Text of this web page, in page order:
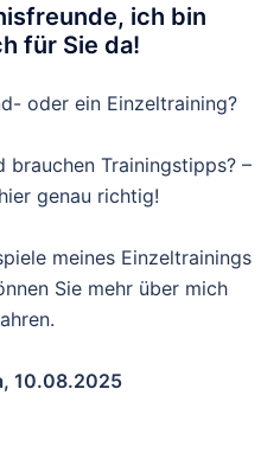
ich bin
für Sie da!
oder ein Einzeltraining?
brauchen Trainingstipps? –
genau richtig!
meines Einzeltrainings
Sie mehr über mich
10.08.2025